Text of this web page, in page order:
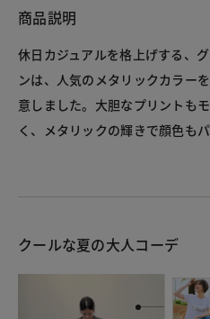
商品説明
休日カジュアルを格上げする、
ンは、人気のメタリックカラー
意しました。大胆なプリントも
く、メタリックの輝きで顔色も
クールな夏の大人コーデ